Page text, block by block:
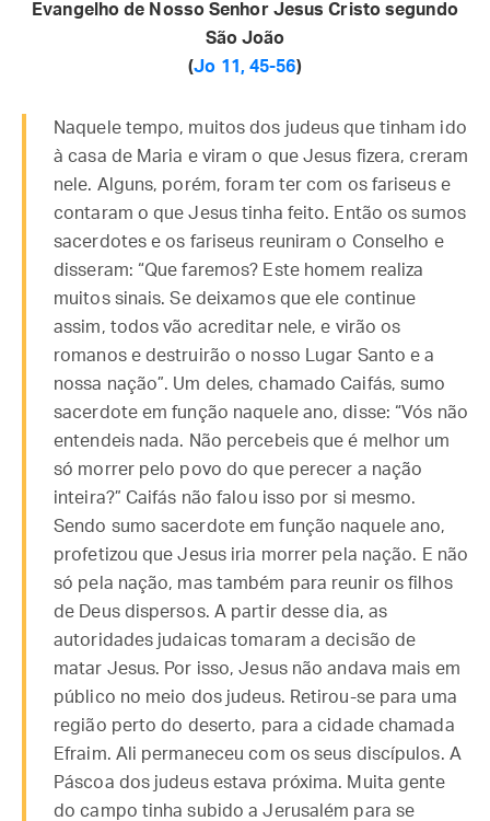
Evangelho de Nosso Senhor Jesus Cristo segundo
São João
(Jo 11, 45-56)
Naquele tempo, muitos dos judeus que tinham ido
à casa de Maria e viram o que Jesus fizera, creram
nele. Alguns, porém, foram ter com os fariseus e
contaram o que Jesus tinha feito. Então os sumos
sacerdotes e os fariseus reuniram o Conselho e
disseram: “Que faremos? Este homem realiza
muitos sinais. Se deixamos que ele continue
assim, todos vão acreditar nele, e virão os
romanos e destruirão o nosso Lugar Santo e a
nossa nação”. Um deles, chamado Caifás, sumo
sacerdote em função naquele ano, disse: “Vós não
entendeis nada. Não percebeis que é melhor um
só morrer pelo povo do que perecer a nação
inteira?” Caifás não falou isso por si mesmo.
Sendo sumo sacerdote em função naquele ano,
profetizou que Jesus iria morrer pela nação. E não
só pela nação, mas também para reunir os filhos
de Deus dispersos. A partir desse dia, as
autoridades judaicas tomaram a decisão de
matar Jesus. Por isso, Jesus não andava mais em
público no meio dos judeus. Retirou-se para uma
região perto do deserto, para a cidade chamada
Efraim. Ali permaneceu com os seus discípulos. A
Páscoa dos judeus estava próxima. Muita gente
do campo tinha subido a Jerusalém para se